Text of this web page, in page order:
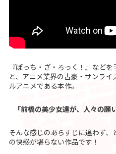
『ぼっち・ざ・ろっく！』など
と、アニメ業界の古豪・サンラ
ルアニメである本作。
「前橋の美少女達が、人々の願
そんな感じのあらすじに違わず
の快感が堪らない作品です！